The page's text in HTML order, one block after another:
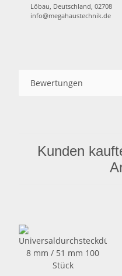
Löbau, Deutschland, 02708
info@megahaustechnik.de
Bewertungen
Kunden